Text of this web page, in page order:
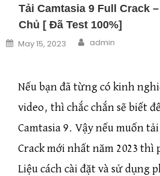
Tải Camtasia 9 Full Crack
Chủ [ Đã Test 100%]
Posted on
May 15, 2023 Author
admin
Nếu bạn đã từng có kinh
video, thì chắc chắn sẽ biết
Camtasia 9. Vậy nếu muốn
Crack mới nhất năm 2023 thì
Liệu cách cài đặt và sử dụng